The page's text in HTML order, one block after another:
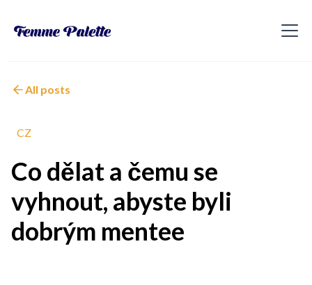
All posts
CZ
Co dělat a čemu se
vyhnout, abyste byli
dobrým mentee